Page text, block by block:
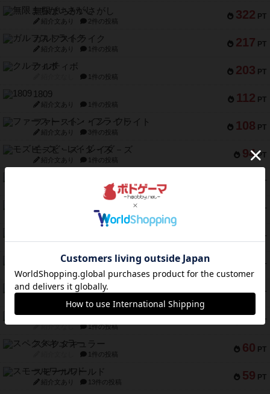
322 PT
無限まちがいさがし
紹介文あり 2件の投稿
217 PT
ガルフストライク
紹介文あり 1件の投稿
203 PT
クルティボ
1件の投稿
112 PT
1809
紹介文あり 1件の投稿
108 PT
ファースト・イン・フライト
紹介文あり 3件の投稿
94 PT
モズビ－ズ・レイダ－ズ
紹介文あり 1件の投稿
PT
2件の投稿
PT
2件の投稿
PT
紹介文あり 8件の投稿
PT
リスボン・トラム 28
紹介文あり 9件の投稿
73 PT
アマナイト
PT
ブラヴェスト
紹介文なし 1件の投稿
60 PT
スペクタキュラー
1件の投稿
59 PT
スモールワールド
紹介文あり 13件の投稿